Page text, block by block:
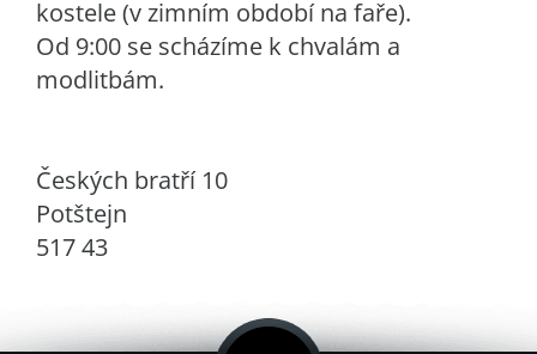
kostele (v zimním období na faře).
Od 9:00 se scházíme k chvalám a
modlitbám.
Českých bratří 10
Potštejn
517 43